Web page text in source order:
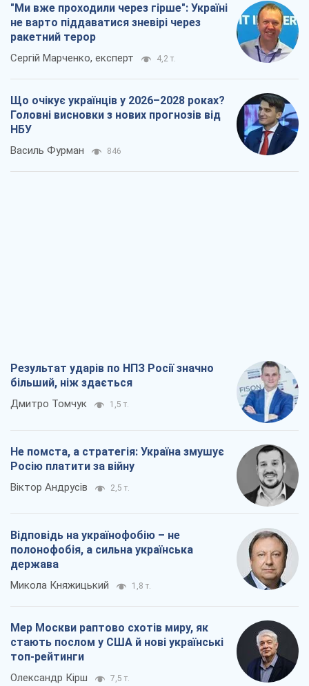
"Ми вже проходили через гірше": Україні
не варто піддаватися зневірі через
ракетний терор
Сергій Марченко, експерт 4,2 т.
Що очікує українців у 2026–2028 роках?
Головні висновки з нових прогнозів від
НБУ
Василь Фурман 846
Результат ударів по НПЗ Росії значно
більший, ніж здається
Дмитро Томчук 1,5 т.
Не помста, а стратегія: Україна змушує
Росію платити за війну
Віктор Андрусів 2,5 т.
Відповідь на українофобію – не
полонофобія, а сильна українська
держава
Микола Княжицький 1,8 т.
Мер Москви раптово схотів миру, як
стають послом у США й нові українські
топ-рейтинги
Олександр Кірш 7,5 т.